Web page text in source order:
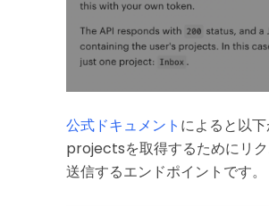
公式ドキュメント によると以
projectsを取得するためにリ
送信するエンドポイントです。